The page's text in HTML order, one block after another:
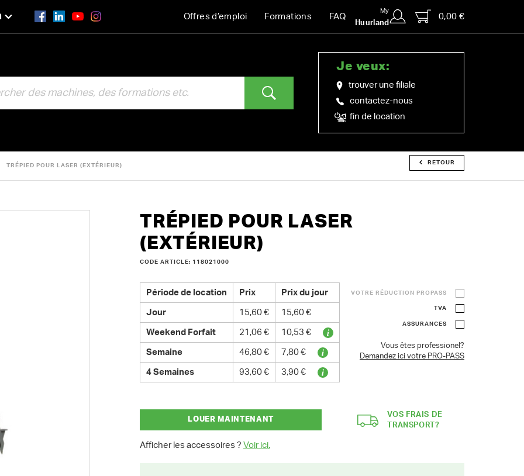
Offres d’emploi Formations FAQ
My
Huurland
0,00 €
Je veux:
trouver une filiale
contactez-nous
fin de location
TRÉPIED POUR LASER (EXTÉRIEUR) RETOUR
TRÉPIED POUR LASER
(EXTÉRIEUR)
CODE ARTICLE: 118021000
Période de location Prix Prix du jour
Jour 15,60 € 15,60 €
Weekend Forfait 21,06 € 10,53 €
Semaine 46,80 € 7,80 €
4 Semaines 93,60 € 3,90 €
VOTRE RÉDUCTION PROPASS
TVA
ASSURANCES
Vous êtes professionel?
Demandez ici votre PRO-PASS
LOUER MAINTENANT
Afficher les accessoires ? Voir ici.
VOS FRAIS DE
TRANSPORT?